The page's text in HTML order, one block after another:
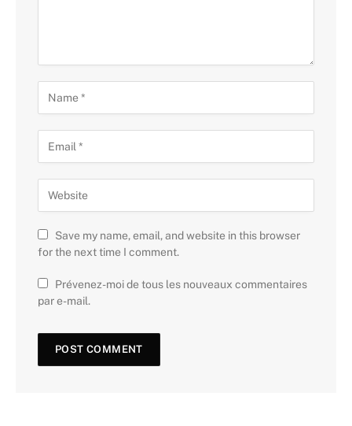
Save my name, email, and website in this browser
for the next time I comment.
Prévenez-moi de tous les nouveaux commentaires
par e-mail.